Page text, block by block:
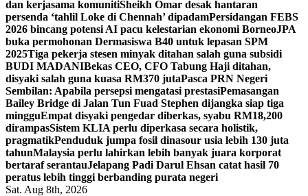
dan kerjasama komunitiSheikh Omar desak hantaran
persenda ‘tahlil Loke di Chennah’ dipadamPersidangan FEBS
2026 bincang potensi AI pacu kelestarian ekonomi BorneoJPA
buka permohonan Dermasiswa B40 untuk lepasan SPM
2025Tiga pekerja stesen minyak ditahan salah guna subsidi
BUDI MADANIBekas CEO, CFO Tabung Haji ditahan,
disyaki salah guna kuasa RM370 jutaPasca PRN Negeri
Sembilan: Apabila persepsi mengatasi prestasiPemasangan
Bailey Bridge di Jalan Tun Fuad Stephen dijangka siap tiga
mingguEmpat disyaki pengedar diberkas, syabu RM18,200
dirampasSistem KLIA perlu diperkasa secara holistik,
pragmatikPenduduk jumpa fosil dinasour usia lebih 130 juta
tahunMalaysia perlu lahirkan lebih banyak juara korporat
bertaraf serantauJelapang Padi Darul Ehsan catat hasil 70
peratus lebih tinggi berbanding purata negeri
Sat. Aug 8th, 2026